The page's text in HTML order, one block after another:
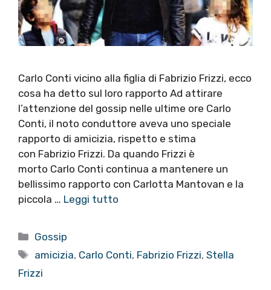
Carlo Conti vicino alla figlia di Fabrizio Frizzi, ecco
cosa ha detto sul loro rapporto Ad attirare
l’attenzione del gossip nelle ultime ore Carlo
Conti, il noto conduttore aveva uno speciale
rapporto di amicizia, rispetto e stima
con Fabrizio Frizzi. Da quando Frizzi è
morto Carlo Conti continua a mantenere un
bellissimo rapporto con Carlotta Mantovan e la
piccola … Leggi tutto
Categorie
Gossip
Tag
amicizia, Carlo Conti, Fabrizio Frizzi,Stella
Frizzi